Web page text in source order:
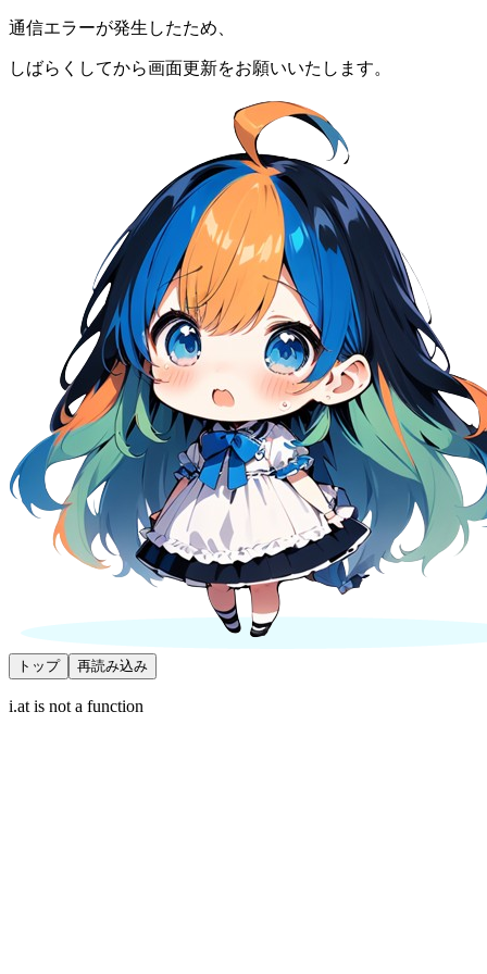
通信エラーが発生したため、
しばらくしてから画面更新をお願いいたします。
トップ 再読み込み
i.at is not a function